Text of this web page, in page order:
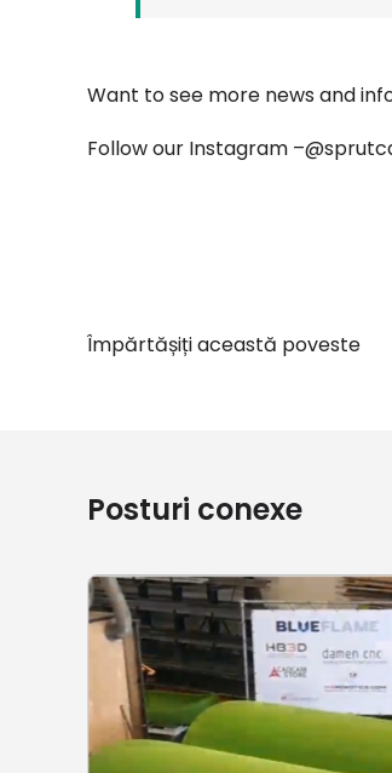
Want to see more news and
Follow our Instagram –
Împărtășiți această poveste
Posturi conexe